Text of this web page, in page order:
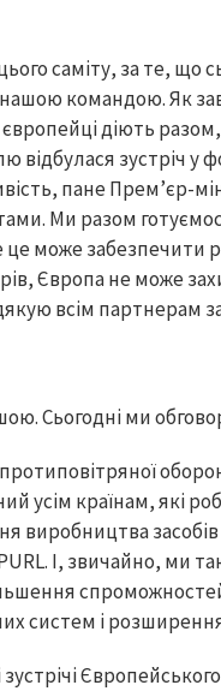
саміту, за те, що
командою. Як
діють
зустріч у
пане Прем’єр-
Ми разом
це може забезпечити
Європа не може
всім партнерам
Сьогодні ми
усім країнам, які
виробництва
І, звичайно, ми
систем і